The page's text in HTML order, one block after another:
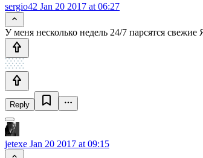
sergio42 Jan 20 2017 at 06:27
У меня несколько недель 24/7 парсятся
Reply
jetexe Jan 20 2017 at 09:15